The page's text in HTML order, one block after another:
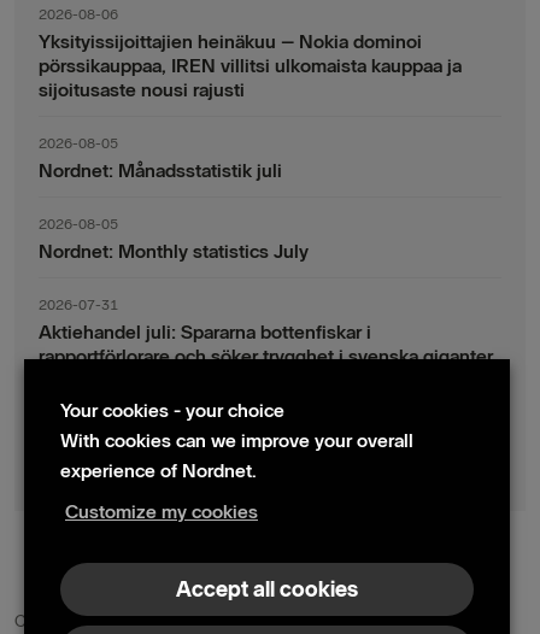
2026-08-06
Yksityissijoittajien heinäkuu – Nokia dominoi
pörssikauppaa, IREN villitsi ulkomaista kauppaa ja
sijoitusaste nousi rajusti
2026-08-05
Nordnet: Månadsstatistik juli
2026-08-05
Nordnet: Monthly statistics July
2026-07-31
Aktiehandel juli: Spararna bottenfiskar i
rapportförlorare och söker trygghet i svenska giganter
2026-07-30
Fondsparande juli: Vinsthemtagningar i teknik – men
indexsparandet ligger fast
Contact us Press contacts
Your cookies - your choice
With cookies can we improve your overall
experience of Nordnet.
Customize my cookies
Accept all cookies